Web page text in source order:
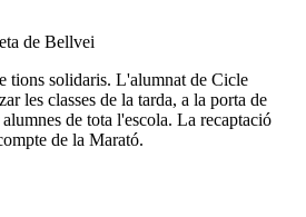
de Bellvei
tions solidaris. L'alumnat de Cicle
les classes de la tarda, a la porta de
de tota l'escola. La recaptació
de la Marató.